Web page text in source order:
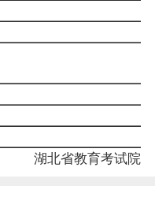
湖北省教育考试院